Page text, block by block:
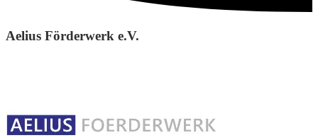
Aelius Förderwerk e.V.